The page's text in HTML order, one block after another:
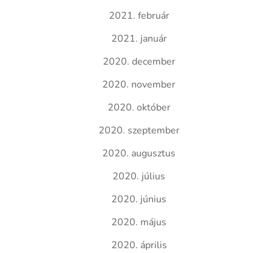
2021. február
2021. január
2020. december
2020. november
2020. október
2020. szeptember
2020. augusztus
2020. július
2020. június
2020. május
2020. április